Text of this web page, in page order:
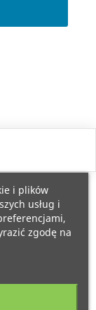
i plików
usług i
zgodę na